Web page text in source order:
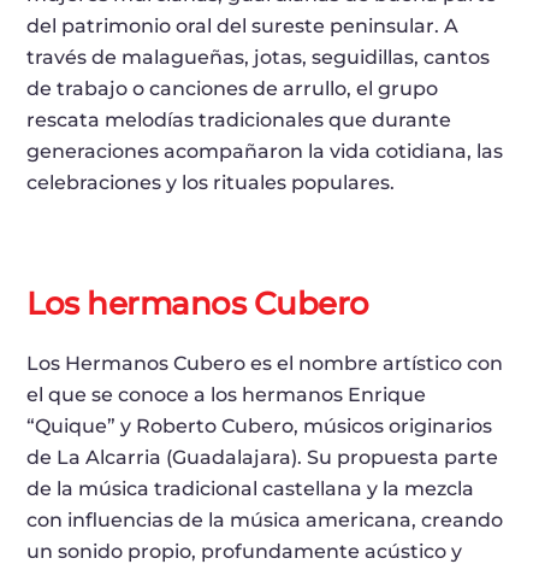
del patrimonio oral del sureste peninsular. A
través de malagueñas, jotas, seguidillas, cantos
de trabajo o canciones de arrullo, el grupo
rescata melodías tradicionales que durante
generaciones acompañaron la vida cotidiana, las
celebraciones y los rituales populares.
Los hermanos Cubero
Los Hermanos Cubero es el nombre artístico con
el que se conoce a los hermanos Enrique
“Quique” y Roberto Cubero, músicos originarios
de La Alcarria (Guadalajara). Su propuesta parte
de la música tradicional castellana y la mezcla
con influencias de la música americana, creando
un sonido propio, profundamente acústico y